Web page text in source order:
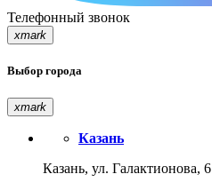
Телефонный звонок
xmark
Выбор города
xmark
Казань
Казань, ул. Галактионова, 6